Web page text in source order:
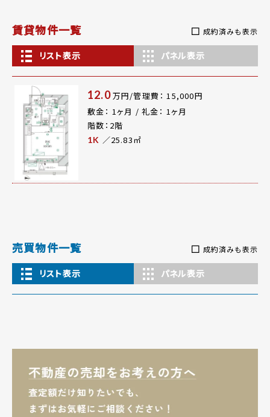
賃貸物件一覧 成約済みも表示
リスト表示 パネル表示
12.0万円/管理費： 15,000円
敷金： 1ヶ月 / 礼金： 1ヶ月
階数：2階
1K ／25.83㎡
売買物件一覧 成約済みも表示
リスト表示 パネル表示